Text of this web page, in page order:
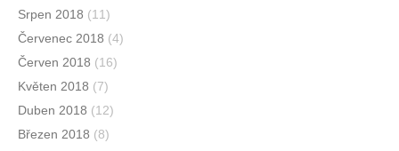
Srpen 2018 (11)
Červenec 2018 (4)
Červen 2018 (16)
Květen 2018 (7)
Duben 2018 (12)
Březen 2018 (8)